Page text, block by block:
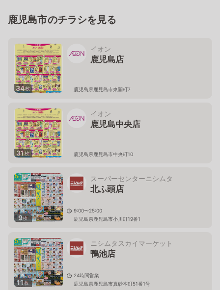
鹿児島市のチラシを見る
34枚
イオン
鹿児島店
鹿児島県鹿児島市東開町7
31枚
イオン
鹿児島中央店
鹿児島県鹿児島市中央町10
9枚
スーパーセンターニシムタ
北ふ頭店
9:00〜25:00
鹿児島県鹿児島市小川町19番1
11枚
ニシムタスカイマーケット
鴨池店
24時間営業
鹿児島県鹿児島市真砂本町51番1号